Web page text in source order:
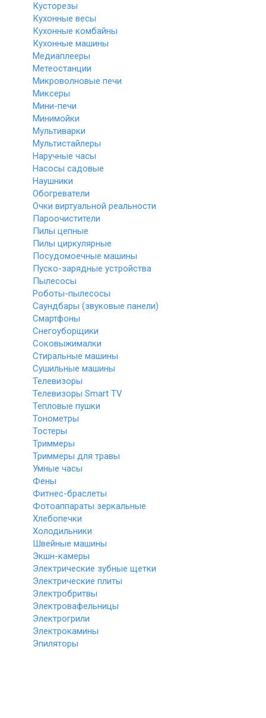
Кусторезы
Кухонные весы
Кухонные комбайны
Кухонные машины
Медиаплееры
Метеостанции
Микроволновые печи
Миксеры
Мини-печи
Минимойки
Мультиварки
Мультистайлеры
Наручные часы
Насосы садовые
Наушники
Обогреватели
Очки виртуальной реальности
Пароочистители
Пилы цепные
Пилы циркулярные
Посудомоечные машины
Пуско-зарядные устройства
Пылесосы
Роботы-пылесосы
Саундбары (звуковые панели)
Смартфоны
Снегоуборщики
Соковыжималки
Стиральные машины
Сушильные машины
Телевизоры
Телевизоры Smart TV
Тепловые пушки
Тонометры
Тостеры
Триммеры
Триммеры для травы
Умные часы
Фены
Фитнес-браслеты
Фотоаппараты зеркальные
Хлебопечки
Холодильники
Швейные машины
Экшн-камеры
Электрические зубные щетки
Электрические плиты
Электробритвы
Электровафельницы
Электрогрили
Электрокамины
Эпиляторы